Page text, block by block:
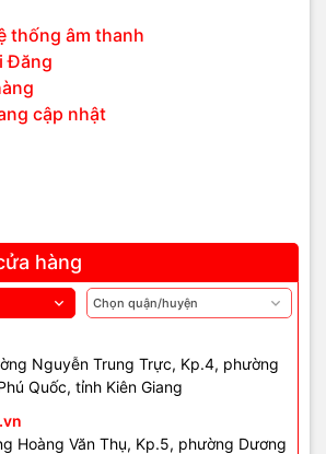
thống âm thanh
Đăng
cập nhật
hàng
Nguyễn Trung Trực, Kp.4, phường
Quốc, tỉnh Kiên Giang
Hoàng Văn Thụ, Kp.5, phường Dương
rất nhỏ.
tiếng.
không dễ chịu.
& linh kiện sử
công âm thanh
trần, loa cột (tùy không gian).